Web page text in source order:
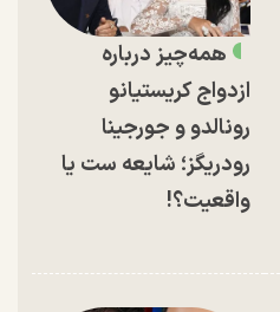
همه‌چیز درباره
ازدواج کریستیانو
رونالدو و جورجینا
رودریگز؛ شایعه ست یا
واقعیت؟!